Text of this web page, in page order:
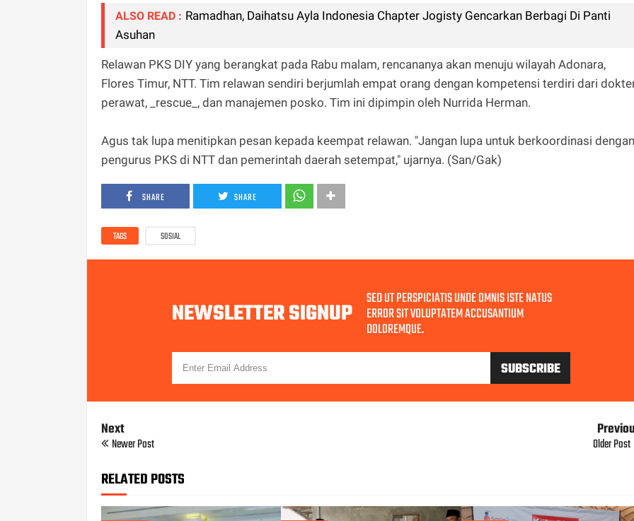
ALSO READ : Ramadhan, Daihatsu Ayla Indonesia Chapter Jogisty Gencarkan Berbagi Di Panti
Asuhan
Relawan PKS DIY yang berangkat pada Rabu malam, rencananya akan menuju wilayah Adonara,
Flores Timur, NTT. Tim relawan sendiri berjumlah empat orang dengan kompetensi terdiri dari
perawat, _rescue_, dan manajemen posko. Tim ini dipimpin oleh Nurrida Herman.
Agus tak lupa menitipkan pesan kepada keempat relawan. "Jangan lupa untuk berkoordinasi dengan
pengurus PKS di NTT dan pemerintah daerah setempat," ujarnya. (San/Gak)
SHARE SHARE
TAGS SOSIAL
NEWSLETTER SIGNUP SED UT PERSPICIATIS UNDE OMNIS ISTE NATUS
ERROR SIT VOLUPTATEM ACCUSANTIUM
DOLOREMQUE.
Next
Newer Post Older Post
RELATED POSTS